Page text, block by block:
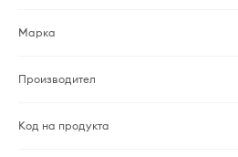
Марка
Производител
Код на продукта